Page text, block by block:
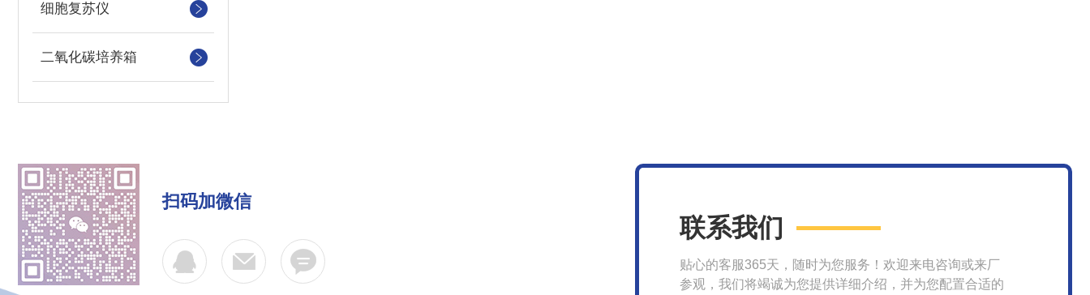
细胞复苏仪
二氧化碳培养箱
扫码加微信
联系我们
贴心的客服365天，随时为您服务！欢迎来电咨询或来厂
参观，我们将竭诚为您提供详细介绍，并为您配置合适的